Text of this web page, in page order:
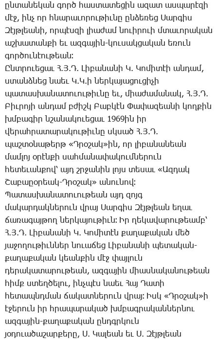
ըն­տա­նե­կան գործ հաս­տա­տե­ցին ա­զատ աս­պա­րէ­զի
մէջ, ինչ որ հնա­րա­ւո­րու­թիւ­նը ըն­ձե­ռեց ­Սար­գիս
­Զէյթ­լեա­նի, որ­պէս­զի լիա­ժամ նո­ւի­րո­ւի մտա­ւո­րա­կան
աշ­խա­տան­քի եւ ազ­գա­յին-կու­սակ­ցա­կան ե­ռուն
գոր­ծու­նէու­թեան։
Ընտ­րո­ւե­ցաւ Հ.Յ.Դ. ­Լի­բա­նա­նի Կ. ­Կո­մի­տէի ան­դամ,
ստանձ­նեց նաեւ Կ.Կ.ի ներ­կա­յա­ցու­ցի­չի
պա­տաս­խա­նա­տո­ւու­թիւ­նը եւ, միա­ժա­մա­նակ, Հ.Յ.Դ.
­Բիւ­րո­յի ան­դամ բժիշկ ­Բաբ­կէն ­Փա­փա­զեա­նի կող­քին
խմբա­գիր նշա­նա­կո­ւե­ցաւ 1969ին իր
վե­րահ­րա­տա­րա­կու­թիւ­նը սկսած Հ.Յ.Դ.
պաշ­տօ­նա­թերթ «Դ­րօ­շակ»ին, որ լի­բա­նա­նեան
մամ­լոյ օ­րէն­քի սահ­մա­նա­փա­կում­նե­րուն
հե­տե­ւան­քով՝ այդ շրջա­նին լոյս տե­սաւ «Ազ­դակ
­Շա­բաըօ­րեակ-Դ­րօ­շակ» ա­նու­նով։
­Պա­տաս­խա­նա­տո­ւու­թեան այդ զոյգ
մա­կար­դակ­նե­րուն վրայ ­Սար­գիս ­Զէյթ­լեան ե­ղաւ
ճա­ռա­գայ­թող ներ­կա­յու­թիւն։ Իր ղե­կա­վա­րու­թեամբ՝
Հ.Յ.Դ. ­Լի­բա­նա­նի Կ. ­Կո­մի­տէն քա­ղա­քա­կան մեծ
յա­ջո­ղու­թիւն­ներ նո­ւա­ճեց ­Լի­բա­նա­նի պե­տա­կան-
քա­ղա­քա­կան կեան­քին մէջ փայ­լուն
դե­րա­կա­տա­րու­թեան, ազ­գա­յին միաս­նա­կա­նու­թեան
հիմք ստեղ­ծե­լու, ինչ­պէս նաեւ ­Հայ ­Դա­տի
հե­տապնդ­ման ճա­կատ­նե­րուն վրայ։ Իսկ «Դ­րօ­շակ»ի
է­ջե­րուն իր հրա­պա­րա­կած խմբագ­րա­կան­ներ­նու
ազ­գա­յին-քա­ղա­քա­կան ընդգր­կուն
յօ­դո­ւա­ծա­շար­քե­րը, Ս. ­Կա­լեան եւ Ս. ­Զէյթ­լեան